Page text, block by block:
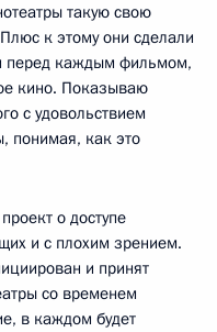
такую свою
к этому они сделали
перед каждым фильмом,
кино. Показываю
с удовольствием
понимая, как это
о доступе
и с плохим зрением.
и принят
со временем
в каждом будет